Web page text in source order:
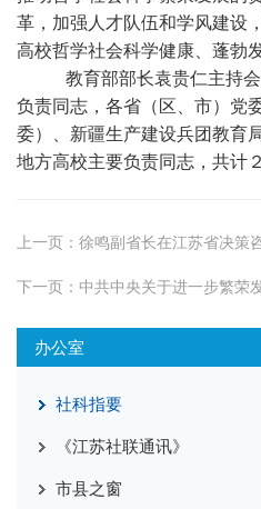
革，加强人才队伍和学风建设
高校哲学社会科学健康、蓬勃发
教育部部长袁贵仁主持会
负责同志，各省（区、市）党
委）、新疆生产建设兵团教育
地方高校主要负责同志，共计
上一页： 徐鸣副省长在江苏省决策
下一页： 中共中央关于进一步繁荣
办公室
社科指要
《江苏社联通讯》
市县之窗